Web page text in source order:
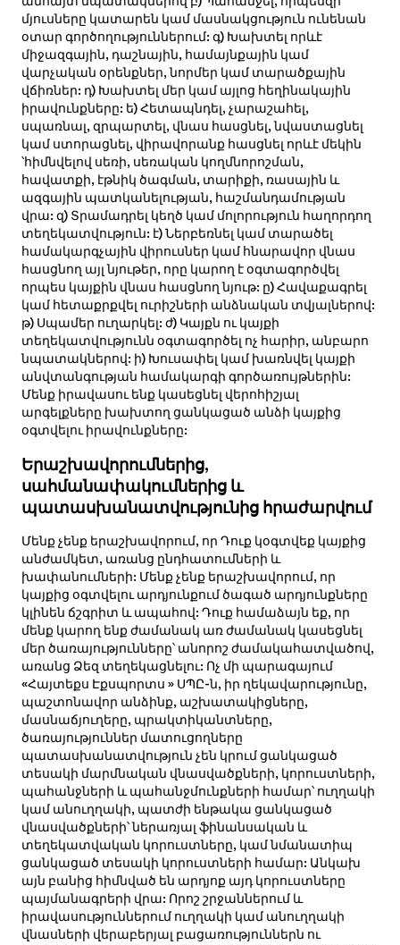
մյուսները կատարեն կամ մասնակցություն ունենան
օտար գործողություններում: գ) Խախտել որևէ
միջազգային, դաշնային, համայնքային կամ
վարչական օրենքներ, նորմեր կամ տարածքային
վճիռներ: դ) Խախտել մեր կամ այլոց հեղինակային
իրավունքները: ե) Հետապնդել, չարաշահել,
սպառնալ, զրպարտել, վնաս հասցնել, նվաստացնել
կամ ստորացնել, վիրավորանք հասցնել որևէ մեկին
՝հիմնվելով սեռի, սեռական կողմնորոշման,
հավատքի, էթնիկ ծագման, տարիքի, ռասային և
ազգային պատկանելության, հաշմանդամության
վրա: զ) Տրամադրել կեղծ կամ մոլորություն հաղորդող
տեղեկատվություն: է) Ներբեռնել կամ տարածել
համակարգչային վիրուսներ կամ հնարավոր վնաս
հասցնող այլ նյութեր, որը կարող է օգտագործվել
որպես կայքին վնաս հասցնող նյութ: ը) Հավաքագրել
կամ հետաքրքվել ուրիշների անձնական տվյալներով:
թ) Սպամեր ուղարկել: ժ) Կայքն ու կայքի
տեղեկատվությունն օգտագործել ոչ հարիր, անբարո
նպատակներով: ի) Խուսափել կամ խառնվել կայքի
անվտանգության համակարգի գործառույթներին:
Մենք իրավասու ենք կասեցնել վերոհիշյալ
արգելքները խախտող ցանկացած անձի կայքից
օգտվելու իրավունքները:
Երաշխավորումներից,
սահմանափակումներից և
պատասխանատվությունից հրաժարվում
Մենք չենք երաշխավորում, որ Դուք կօգտվեք կայքից
անժամկետ, առանց ընդհատումների և
խափանումների: Մենք չենք երաշխավորում, որ
կայքից օգտվելու արդյունքում ծագած արդյունքները
կլինեն ճշգրիտ և ապահով: Դուք համաձայն եք, որ
մենք կարող ենք ժամանակ առ ժամանակ կասեցնել
մեր ծառայությունները՝ անորոշ ժամակահատվածով,
առանց Ձեզ տեղեկացնելու: Ոչ մի պարագայում
«Հայտեքս Էքսպորտս » ՍՊԸ-ն, իր ղեկավարությունը,
պաշտոնավոր անձինք, աշխատակիցները,
մասնաճյուղերը, պրակտիկանտները,
ծառայություններ մատուցողները
պատասխանատվություն չեն կրում ցանկացած
տեսակի մարմնական վնասվածքների, կորուստների,
պահանջների և պահանջմունքների համար՝ ուղղակի
կամ անուղղակի, պատժի ենթակա ցանկացած
վնասվածքների՝ ներառյալ ֆինանսական և
տեղեկատվական կորուստները, կամ նմանատիպ
ցանկացած տեսակի կորուստների համար: Անկախ
այն բանից հիմնված են արդյոք այդ կորուստները
պայմանագրերի վրա: Որոշ շրջաններում և
իրավասություններում ուղղակի կամ անուղղակի
վնասների վերաբերյալ բացառություններն ու